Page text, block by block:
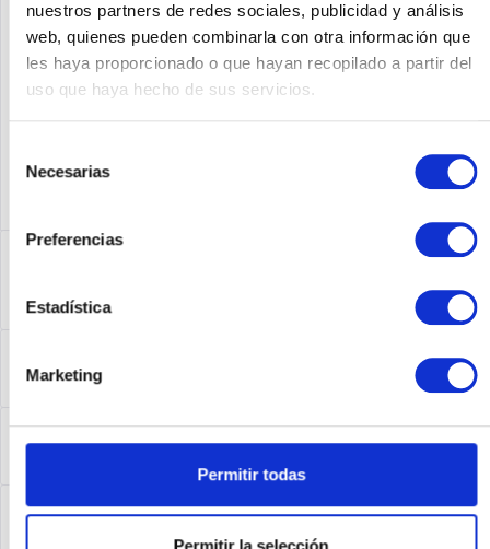
nuestros partners de redes sociales, publicidad y análisis
web, quienes pueden combinarla con otra información que
les haya proporcionado o que hayan recopilado a partir del
uso que haya hecho de sus servicios.
Necesarias
Preferencias
Estadística
Marketing
Permitir todas
Fabricante No: CTS-PHD1080P12XS2
Descripción
CTS-PHD1080P12XS2 | Cisco TelePresence PrecisionHD
Camera - 1080p 12x. Unterstützung von...
Leasingmás
Service
Seguridad de los productos